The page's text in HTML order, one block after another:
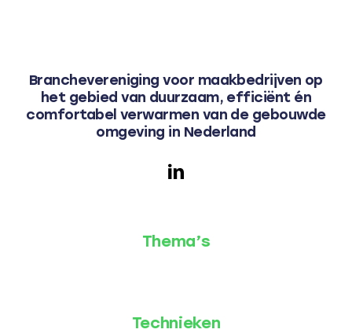
Branchevereniging voor maakbedrijven op
het gebied van duurzaam, efficiënt én
comfortabel verwarmen van de gebouwde
omgeving in Nederland
Thema’s
Technieken